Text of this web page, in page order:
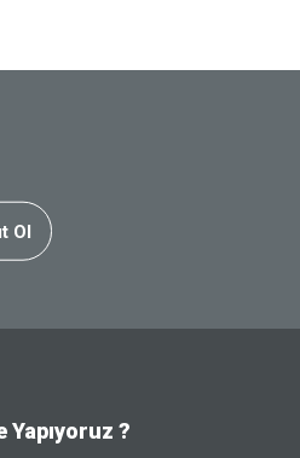
Ol
Yapıyoruz ?